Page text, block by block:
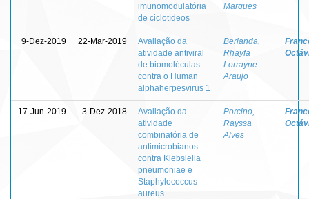
imunomodulatória
de ciclotídeos
Marques
9-Dez-2019 22-Mar-2019
Avaliação da
atividade antiviral
de biomoléculas
contra o Human
alphaherpesvirus 1
Berlanda,
Rhayfa
Lorrayne
Araujo
17-Jun-2019 3-Dez-2018
Avaliação da
atividade
combinatória de
antimicrobianos
contra Klebsiella
pneumoniae e
Staphylococcus
aureus
Porcino,
Rayssa
Alves